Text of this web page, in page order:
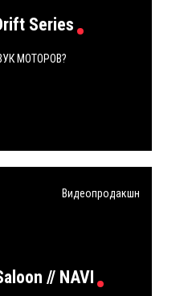
Series
МОТОРОВ?
// NAVI
Видеопродакшн